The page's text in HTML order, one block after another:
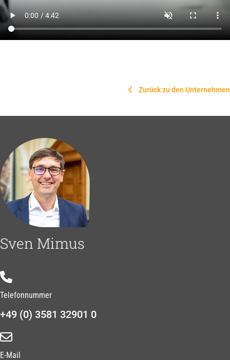
Zurück zu den Unternehmen
Sven Mimus
Telefonnummer
+49 (0) 3581 32901 0
E-Mail